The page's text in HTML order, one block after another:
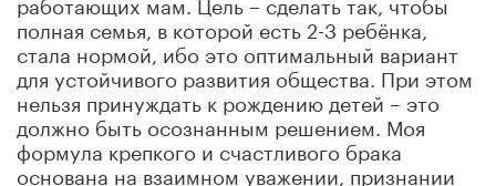
полная семья, в которой есть 2-3 ребёнка,
стала нормой, ибо это оптимальный вариант
для устойчивого развития общества. При этом
нельзя принуждать к рождению детей – это
должно быть осознанным решением. Моя
формула крепкого и счастливого брака
основана на взаимном уважении, признании